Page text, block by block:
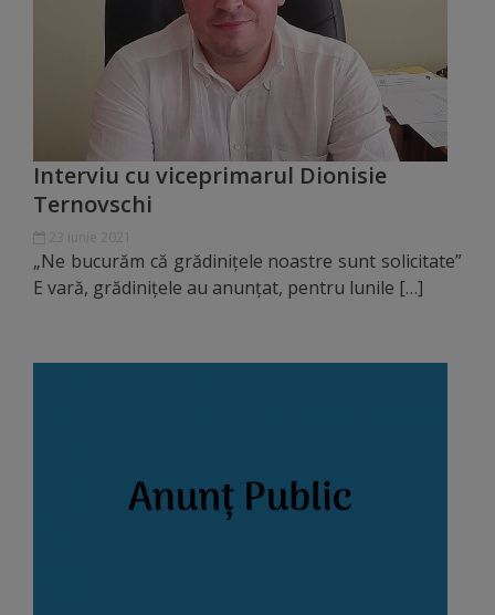
Distincții
Cetățeni
onoare
ai
„Merite
Diplome
Interviu cu viceprimarul Dionisie
Ternovschi
23 iunie 2021
„Ne bucurăm că grădinițele noastre sunt solicitate”
E vară, grădinițele au anunțat, pentru lunile […]